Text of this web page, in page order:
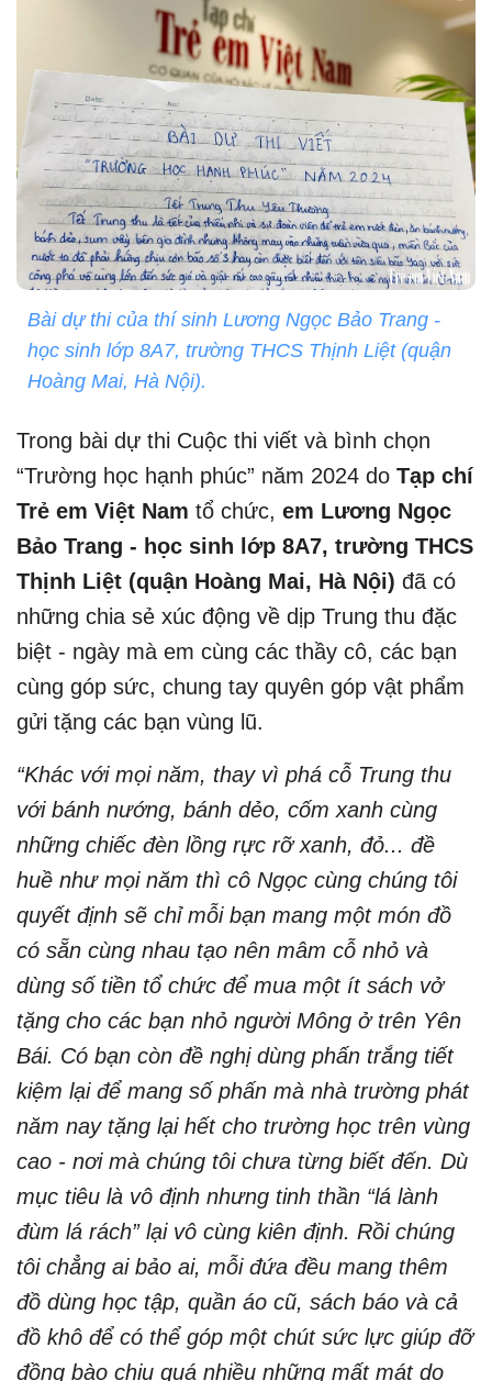
Bài dự thi của thí sinh Lương Ngọc Bảo Trang -
học sinh lớp 8A7, trường THCS Thịnh Liệt (quận
Hoàng Mai, Hà Nội).
Trong bài dự thi Cuộc thi viết và bình chọn
“Trường học hạnh phúc” năm 2024 do Tạp chí
Trẻ em Việt Nam tổ chức, em Lương Ngọc
Bảo Trang - học sinh lớp 8A7, trường THCS
Thịnh Liệt (quận Hoàng Mai, Hà Nội) đã có
những chia sẻ xúc động về dịp Trung thu đặc
biệt - ngày mà em cùng các thầy cô, các bạn
cùng góp sức, chung tay quyên góp vật phẩm
gửi tặng các bạn vùng lũ.
“Khác với mọi năm, thay vì phá cỗ Trung thu
với bánh nướng, bánh dẻo, cốm xanh cùng
những chiếc đèn lồng rực rỡ xanh, đỏ... đề
huề như mọi năm thì cô Ngọc cùng chúng tôi
quyết định sẽ chỉ mỗi bạn mang một món đồ
có sẵn cùng nhau tạo nên mâm cỗ nhỏ và
dùng số tiền tổ chức để mua một ít sách vở
tặng cho các bạn nhỏ người Mông ở trên Yên
Bái. Có bạn còn đề nghị dùng phấn trắng tiết
kiệm lại để mang số phấn mà nhà trường phát
năm nay tặng lại hết cho trường học trên vùng
cao - nơi mà chúng tôi chưa từng biết đến. Dù
mục tiêu là vô định nhưng tinh thần “lá lành
đùm lá rách” lại vô cùng kiên định. Rồi chúng
tôi chẳng ai bảo ai, mỗi đứa đều mang thêm
đồ dùng học tập, quần áo cũ, sách báo và cả
đồ khô để có thể góp một chút sức lực giúp đỡ
đồng bào chịu quá nhiều những mất mát do